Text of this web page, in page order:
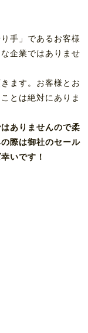
手」であるお客様
企業ではありませ
ます。お客様とお
とは絶対にありま
ありませんので柔
際は御社のセール
いです！